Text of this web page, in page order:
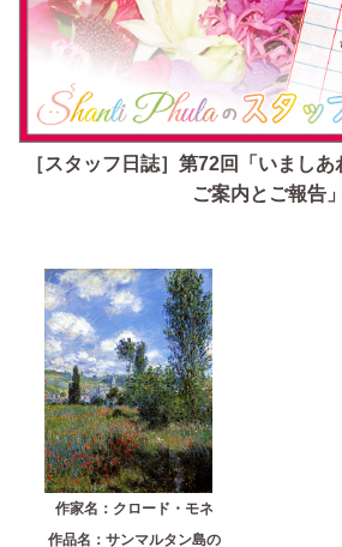
［スタッフ日誌］第72回「いまし
ご案内とご報告」
作家名：クロード・モネ
作品名：サンマルタン島の